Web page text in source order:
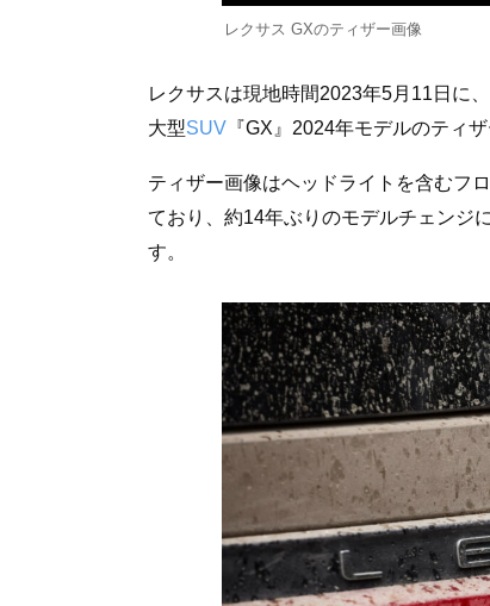
レクサス GXのティザー画像
レクサスは現地時間2023年5月11日に
大型SUV 『GX』2024年モデルのティ
ティザー画像はヘッドライトを含むフ
ており、約14年ぶりのモデルチェンジ
す。